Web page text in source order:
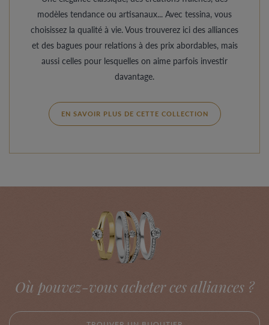
modèles tendance ou artisanaux... Avec tessina, vous
choisissez la qualité à vie. Vous trouverez ici des alliances
et des bagues pour relations à des prix abordables, mais
aussi celles pour lesquelles on aime parfois investir
davantage.
EN SAVOIR PLUS DE CETTE COLLECTION
Où pouvez-vous acheter ces alliances ?